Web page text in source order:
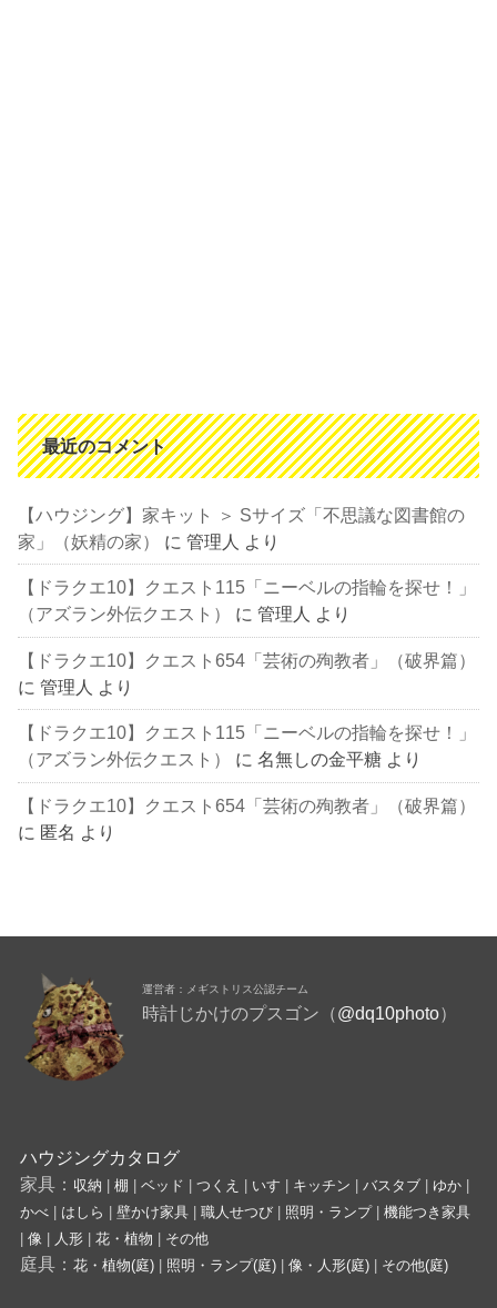
最近のコメント
【ハウジング】家キット ＞ Sサイズ「不思議な図書館の
家」（妖精の家）
に管理人 より
【ドラクエ10】クエスト115「ニーベルの指輪を探せ！」
（アズラン外伝クエスト）
に管理人 より
【ドラクエ10】クエスト654「芸術の殉教者」（破界篇）
に管理人 より
【ドラクエ10】クエスト115「ニーベルの指輪を探せ！」
（アズラン外伝クエスト）
に名無しの金平糖 より
【ドラクエ10】クエスト654「芸術の殉教者」（破界篇）
に 匿名 より
運営者：メギストリス公認チーム
時計じかけのプスゴン（@dq10photo）
ハウジングカタログ
家具： 収納 棚 ベッド つくえ いす キッチン バスタブ| ゆか|
かべ| はしら 壁かけ家具| 職人せつび| 照明・ランプ| 機能つき家具
像| 人形| 花・植物 その他
庭具： 花・植物(庭)| 照明・ランプ(庭)| 像・人形(庭) その他(庭)